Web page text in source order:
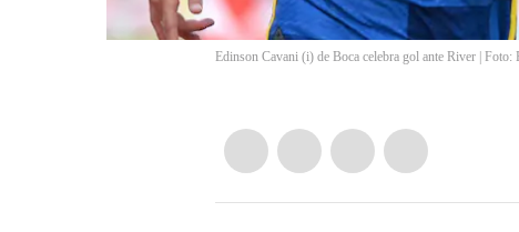
Edinson Cavani (i) de Boca celebra gol ante River | Foto: